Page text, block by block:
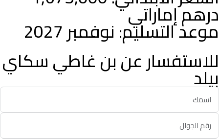
درهم إماراتي
موعد التسليم: نوفمبر 2027
للاستفسار عن بن غاطي سكاي
بيلد